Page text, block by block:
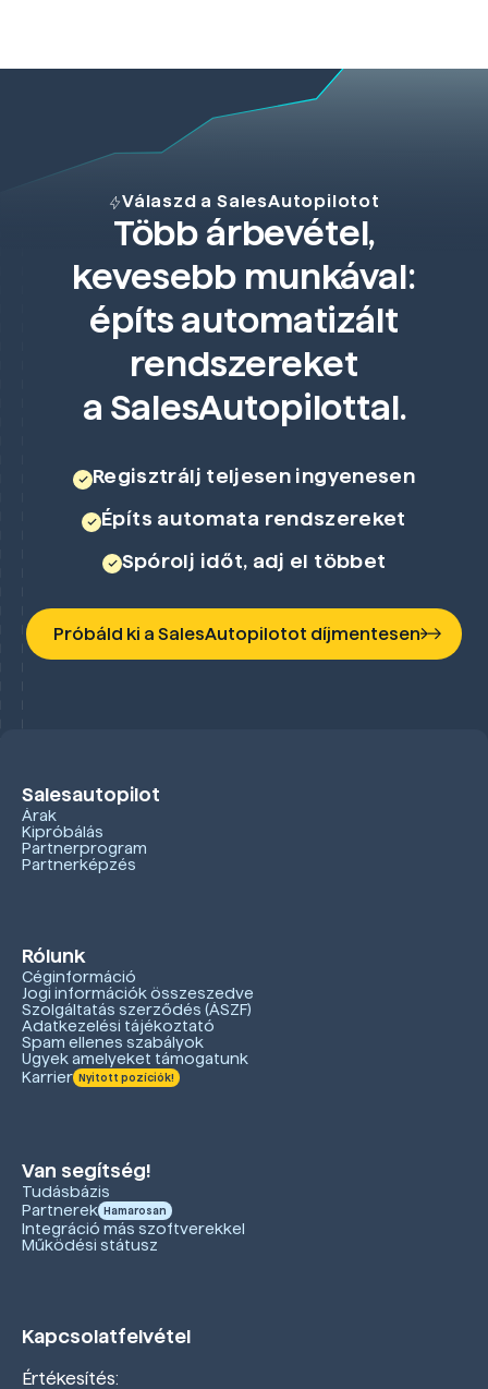
Válaszd a SalesAutopilotot
Több árbevétel,
kevesebb munkával:
építs automatizált
rendszereket
a SalesAutopilottal.
Regisztrálj teljesen ingyenesen
Építs automata rendszereket
Spórolj időt, adj el többet
Próbáld ki a SalesAutopilotot díjmentesen
Salesautopilot
Árak
Kipróbálás
Partnerprogram
Partnerképzés
Rólunk
Céginformáció
Jogi információk összeszedve
Szolgáltatás szerződés (ÁSZF)
Adatkezelési tájékoztató
Spam ellenes szabályok
Ügyek amelyeket támogatunk
Karrier Nyitott pozíciók!
Van segítség!
Tudásbázis
Partnerek Hamarosan
Integráció más szoftverekkel
Működési státusz
Kapcsolatfelvétel
Értékesítés: